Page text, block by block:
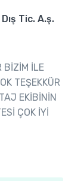
Tic. A.ş.
BİZİM İLE
TEŞEKKÜR
EKİBİNİN
ÇOK İYİ